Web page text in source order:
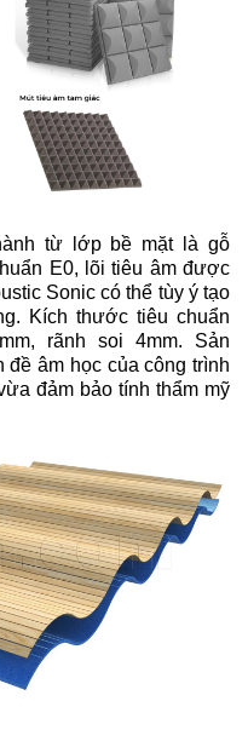
từ lớp bề mặt là gỗ
E0, lõi tiêu âm được
Sonic có thể tùy ý tạo
Kích thước tiêu chuẩn
rãnh soi 4mm. Sản
đề âm học của công trình
đảm bảo tính thẩm mỹ